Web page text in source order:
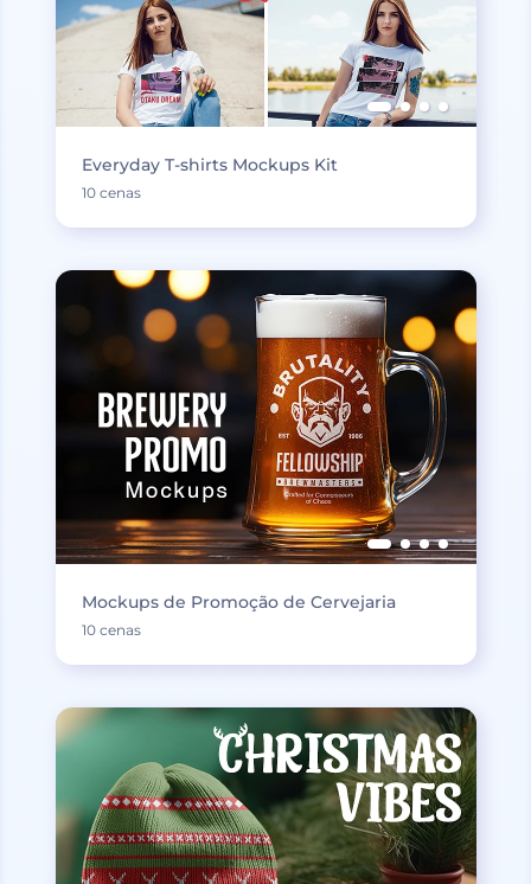
Everyday T-shirts Mockups Kit
10 cenas
Mockups de Promoção de Cervejaria
10 cenas